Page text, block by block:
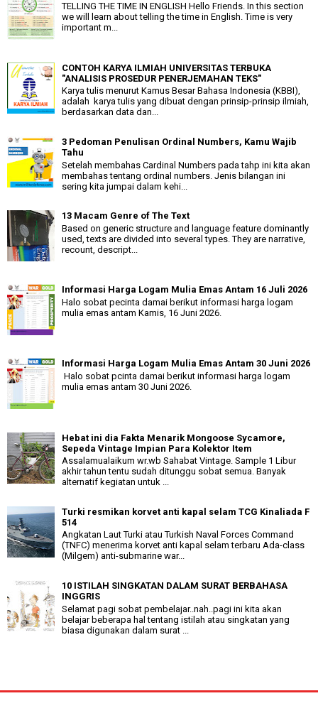
TELLING THE TIME IN ENGLISH Hello Friends. In this section
we will learn about telling the time in English. Time is very
important m...
CONTOH KARYA ILMIAH UNIVERSITAS TERBUKA
"ANALISIS PROSEDUR PENERJEMAHAN TEKS"
Karya tulis menurut Kamus Besar Bahasa Indonesia (KBBI),
adalah karya tulis yang dibuat dengan prinsip-prinsip ilmiah,
berdasarkan data dan...
3 Pedoman Penulisan Ordinal Numbers, Kamu Wajib
Tahu
Setelah membahas Cardinal Numbers pada tahp ini kita akan
membahas tentang ordinal numbers. Jenis bilangan ini
sering kita jumpai dalam kehi...
13 Macam Genre of The Text
Based on generic structure and language feature dominantly
used, texts are divided into several types. They are narrative,
recount, descript...
Informasi Harga Logam Mulia Emas Antam 16 Juli 2026
Halo sobat pecinta damai berikut informasi harga logam
mulia emas antam Kamis, 16 Juni 2026.
Informasi Harga Logam Mulia Emas Antam 30 Juni 2026
Halo sobat pcinta damai berikut informasi harga logam
mulia emas antam 30 Juni 2026.
Hebat ini dia Fakta Menarik Mongoose Sycamore,
Sepeda Vintage Impian Para Kolektor Item
Assalamualaikum wr.wb Sahabat Vintage. Sample 1 Libur
akhir tahun tentu sudah ditunggu sobat semua. Banyak
alternatif kegiatan untuk ...
Turki resmikan korvet anti kapal selam TCG Kinaliada F
514
Angkatan Laut Turki atau Turkish Naval Forces Command
(TNFC) menerima korvet anti kapal selam terbaru Ada-class
(Milgem) anti-submarine war...
10 ISTILAH SINGKATAN DALAM SURAT BERBAHASA
INGGRIS
Selamat pagi sobat pembelajar..nah..pagi ini kita akan
belajar beberapa hal tentang istilah atau singkatan yang
biasa digunakan dalam surat ...